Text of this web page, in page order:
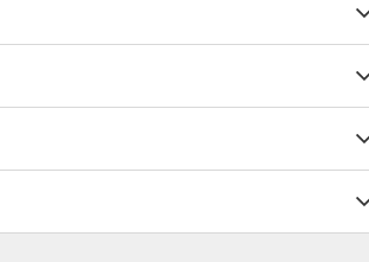
zu neuen Ideen – und das
der vhsCard können Sie im
an 25 Vorträgen,